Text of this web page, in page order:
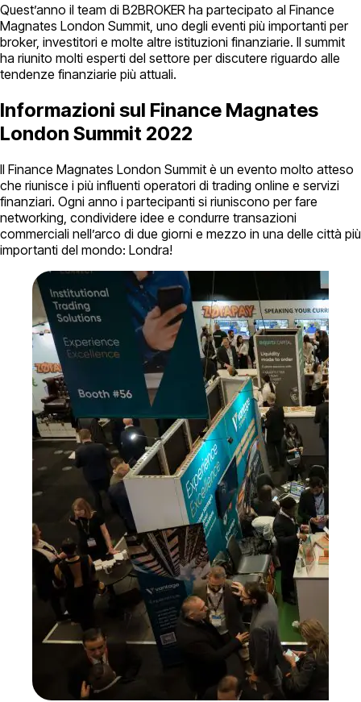
Quest’anno il team di B2BROKER ha partecipato al Finance
Magnates London Summit, uno degli eventi più importanti per
broker, investitori e molte altre istituzioni finanziarie. Il summit
ha riunito molti esperti del settore per discutere riguardo alle
tendenze finanziarie più attuali.
Informazioni sul Finance Magnates
London Summit 2022
Il Finance Magnates London Summit è un evento molto atteso
che riunisce i più influenti operatori di trading online e servizi
finanziari. Ogni anno i partecipanti si riuniscono per fare
networking, condividere idee e condurre transazioni
commerciali nell’arco di due giorni e mezzo in una delle città più
importanti del mondo: Londra!